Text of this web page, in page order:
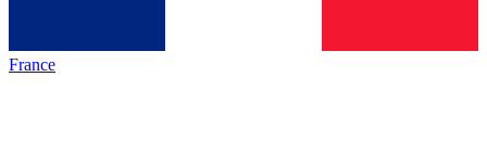
France